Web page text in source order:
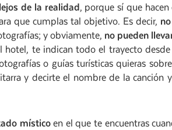
de la realidad, porque sí que hacen
que cumplas tal objetivo. Es decir,
y obviamente, no pueden
hotel, te indican todo el trayecto
o guías turísticas quieras
y decirte el nombre de la canción
místicoen el que te encuentras